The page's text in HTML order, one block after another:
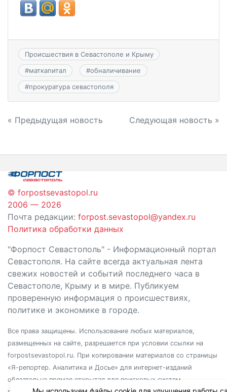
Происшествия в Севастополе и Крыму
#маткапитал #обналичивание
#прокуратура севастополя
Навигация
записям
« Предыдущая новость Следующая новость »
© forpostsevastopol.ru
2006 — 2026
Почта редакции: forpost.sevastopol@yandex.ru
Политика обработки данных
"Форпост Севастополь" - Информационный портал
Севастополя. На сайте всегда актуальная лента
свежих новостей и событий последнего часа в
Севастополе, Крыму и в мире. Публикуем
проверенную информация о происшествиях,
политике и экономике в городе.
Все права защищены. Использование любых материалов,
размещенных на сайте, разрешается при условии ссылки на
forpostsevastopol.ru. При копировании материалов со страницы
«Я-репортер. Аналитика и Досье» для интернет-изданий
обязательна прямая открытая для поисковых систем